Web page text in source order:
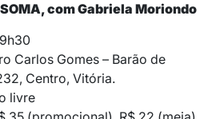
com Gabriela Moriondo
Carlos Gomes – Barão de
Centro, Vitória.
livre